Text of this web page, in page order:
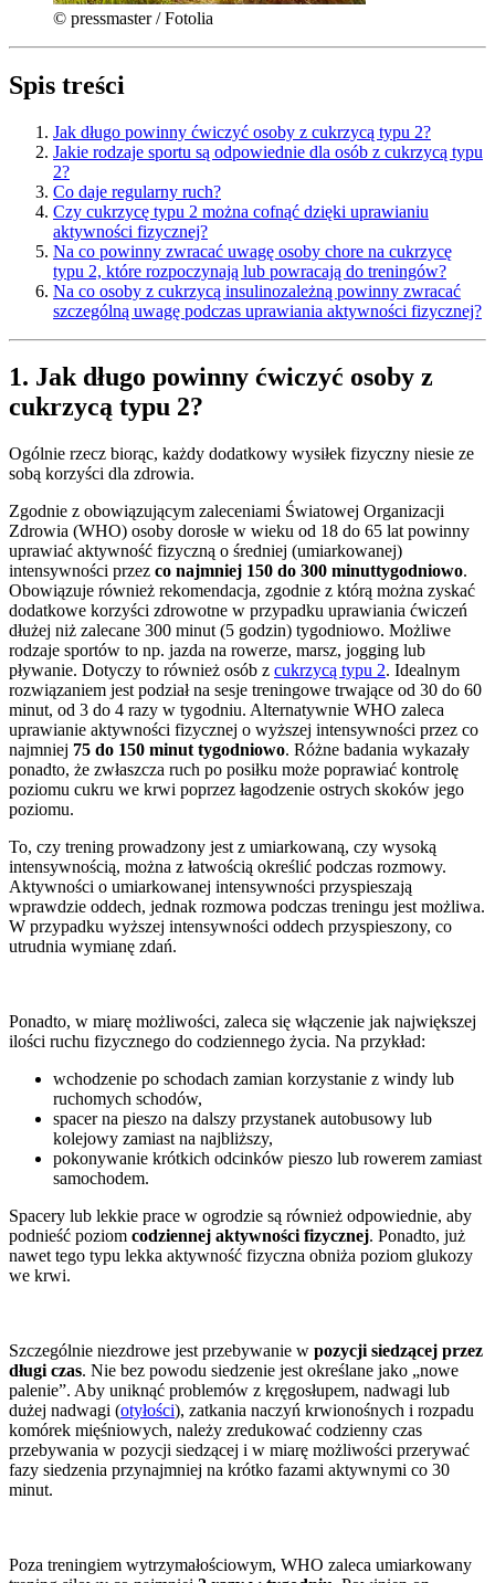
© pressmaster / Fotolia
Spis treści
Jak długo powinny ćwiczyć osoby z cukrzycą typu 2?
Jakie rodzaje sportu są odpowiednie dla osób z cukrzycą typu
2?
Co daje regularny ruch?
Czy cukrzycę typu 2 można cofnąć dzięki uprawianiu
aktywności fizycznej?
Na co powinny zwracać uwagę osoby chore na cukrzycę
typu 2, które rozpoczynają lub powracają do treningów?
Na co osoby z cukrzycą insulinozależną powinny zwracać
szczególną uwagę podczas uprawiania aktywności fizycznej?
1. Jak długo powinny ćwiczyć osoby z
cukrzycą typu 2?
Ogólnie rzecz biorąc, każdy dodatkowy wysiłek fizyczny niesie ze
sobą korzyści dla zdrowia.
Zgodnie z obowiązującym zaleceniami Światowej Organizacji
Zdrowia (WHO) osoby dorosłe w wieku od 18 do 65 lat powinny
uprawiać aktywność fizyczną o średniej (umiarkowanej)
intensywności przez co najmniej 150 do 300 minuttygodniowo.
Obowiązuje również rekomendacja, zgodnie z którą można zyskać
dodatkowe korzyści zdrowotne w przypadku uprawiania ćwiczeń
dłużej niż zalecane 300 minut (5 godzin) tygodniowo. Możliwe
rodzaje sportów to np. jazda na rowerze, marsz, jogging lub
pływanie. Dotyczy to również osób z cukrzycą typu 2. Idealnym
rozwiązaniem jest podział na sesje treningowe trwające od 30 do 60
minut, od 3 do 4 razy w tygodniu. Alternatywnie WHO zaleca
uprawianie aktywności fizycznej o wyższej intensywności przez co
najmniej 75 do 150 minut tygodniowo. Różne badania wykazały
ponadto, że zwłaszcza ruch po posiłku może poprawiać kontrolę
poziomu cukru we krwi poprzez łagodzenie ostrych skoków jego
poziomu.
To, czy trening prowadzony jest z umiarkowaną, czy wysoką
intensywnością, można z łatwością określić podczas rozmowy.
Aktywności o umiarkowanej intensywności przyspieszają
wprawdzie oddech, jednak rozmowa podczas treningu jest możliwa.
W przypadku wyższej intensywności oddech przyspieszony, co
utrudnia wymianę zdań.
Ponadto, w miarę możliwości, zaleca się włączenie jak największej
ilości ruchu fizycznego do codziennego życia. Na przykład:
wchodzenie po schodach zamian korzystanie z windy lub
ruchomych schodów,
spacer na pieszo na dalszy przystanek autobusowy lub
kolejowy zamiast na najbliższy,
pokonywanie krótkich odcinków pieszo lub rowerem zamiast
samochodem.
Spacery lub lekkie prace w ogrodzie są również odpowiednie, aby
podnieść poziom codziennej aktywności fizycznej. Ponadto, już
nawet tego typu lekka aktywność fizyczna obniża poziom glukozy
we krwi.
Szczególnie niezdrowe jest przebywanie w pozycji siedzącej przez
długi czas. Nie bez powodu siedzenie jest określane jako „nowe
palenie”. Aby uniknąć problemów z kręgosłupem, nadwagi lub
dużej nadwagi (otyłości), zatkania naczyń krwionośnych i rozpadu
komórek mięśniowych, należy zredukować codzienny czas
przebywania w pozycji siedzącej i w miarę możliwości przerywać
fazy siedzenia przynajmniej na krótko fazami aktywnymi co 30
minut.
Poza treningiem wytrzymałościowym, WHO zaleca umiarkowany